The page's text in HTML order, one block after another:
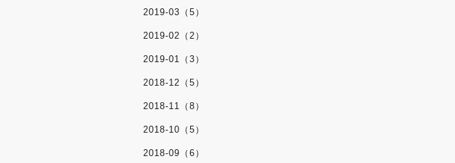
2019-03（5）
2019-02（2）
2019-01（3）
2018-12（5）
2018-11（8）
2018-10（5）
2018-09（6）